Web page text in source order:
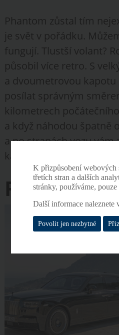
Phantom zůstal tím
je svět v pořádku.
fungují. Tlustší volant?
působil více retro. S
a dvoumetrovou kapotu
posílat správným
kilometrech
a když náhodou špatně
a po stranách vozu
kamery vykreslující auto
K přizpůsobení webových
třetích stran a dalších
stránky, používáme,
Další informace naleznete
Povolit jen nezbytné